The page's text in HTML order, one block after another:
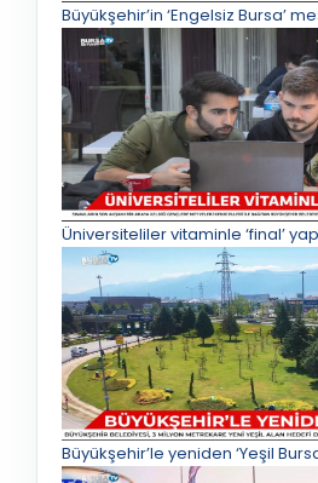
Büyükşehir’in ‘Engelsiz Bursa’
Üniversiteliler vitaminle ‘final’
Büyükşehir’le yeniden ‘Yeşil